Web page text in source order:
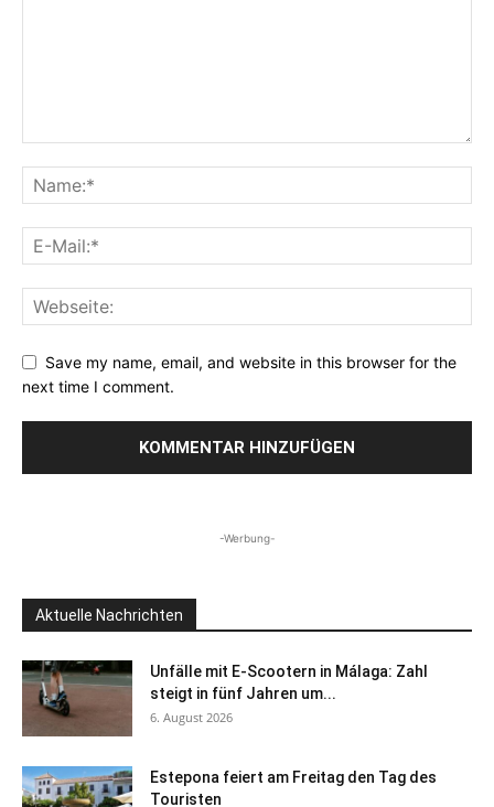
Save my name, email, and website in this browser for the
next time I comment.
-Werbung-
Aktuelle Nachrichten
Unfälle mit E-Scootern in Málaga: Zahl
steigt in fünf Jahren um...
6. August 2026
Estepona feiert am Freitag den Tag des
Touristen